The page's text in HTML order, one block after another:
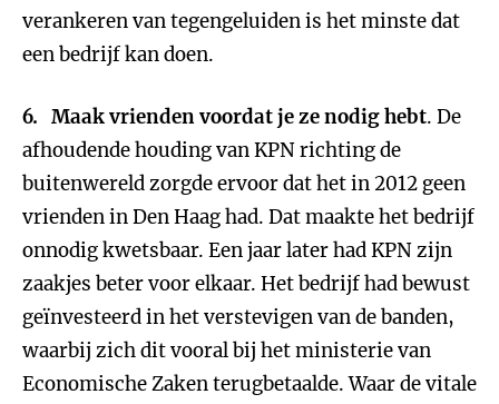
verankeren van tegengeluiden is het minste dat
een bedrijf kan doen.
6. Maak vrienden voordat je ze nodig hebt. De
afhoudende houding van KPN richting de
buitenwereld zorgde ervoor dat het in 2012 geen
vrienden in Den Haag had. Dat maakte het bedrijf
onnodig kwetsbaar. Een jaar later had KPN zijn
zaakjes beter voor elkaar. Het bedrijf had bewust
geïnvesteerd in het verstevigen van de banden,
waarbij zich dit vooral bij het ministerie van
Economische Zaken terugbetaalde. Waar de vitale